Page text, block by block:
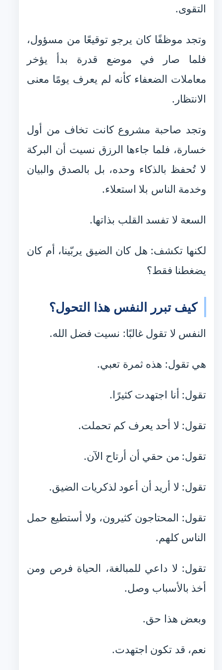
التقوى.
وتجد موظفًا كان يرجو توقيعًا من مسؤول،
فلما صار في موضع قدرة بدأ يؤخر
معاملات الضعفاء كأنه لم يعرف يومًا معنى
الانتظار.
وتجد صاحبة مشروع كانت تخاف من أول
خسارة، فلما جاءها الرزق نسيت أن البركة
لا تُحفظ بالذكاء وحده، بل بالصدق والبيان
وخدمة الناس بلا استعلاء.
السعة لا تفسد القلب بذاتها.
لكنها تكشف: هل كان الضيق يربّينا، أم كان
يضغطنا فقط؟
كيف تبرر النفس هذا التحول؟
النفس لا تقول غالبًا: نسيت فضل الله.
هي تقول: هذه ثمرة تعبي.
تقول: أنا اجتهدت كثيرًا.
تقول: لا أحد يعرف كم تحملت.
تقول: من حقي أن أرتاح الآن.
تقول: لا أريد أن أعود لذكريات الضيق.
تقول: المحتاجون كثيرون، ولا أستطيع حمل
الناس كلهم.
تقول: لا داعي للمبالغة، الحياة فرص ومن
أخذ بالأسباب وصل.
وبعض هذا حق.
نعم، قد تكون اجتهدت.